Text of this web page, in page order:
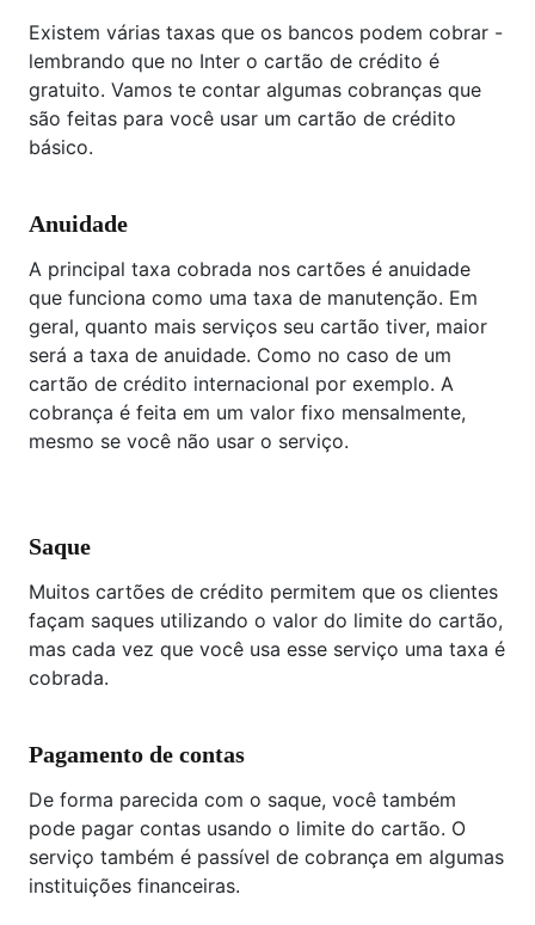
Existem várias taxas que os bancos podem cobrar -
lembrando que no Inter o cartão de crédito é
gratuito. Vamos te contar algumas cobranças que
são feitas para você usar um cartão de crédito
básico.
Anuidade
A principal taxa cobrada nos cartões é anuidade
que funciona como uma taxa de manutenção. Em
geral, quanto mais serviços seu cartão tiver, maior
será a taxa de anuidade. Como no caso de um
cartão de crédito internacional por exemplo. A
cobrança é feita em um valor fixo mensalmente,
mesmo se você não usar o serviço.
Saque
Muitos cartões de crédito permitem que os clientes
façam saques utilizando o valor do limite do cartão,
mas cada vez que você usa esse serviço uma taxa é
cobrada.
Pagamento de contas
De forma parecida com o saque, você também
pode pagar contas usando o limite do cartão. O
serviço também é passível de cobrança em algumas
instituições financeiras.